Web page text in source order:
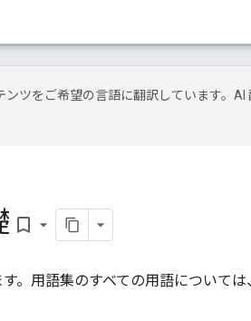
ンツをご希望の言語に翻訳しています。AI
bookmark_border
。用語集のすべての用語については